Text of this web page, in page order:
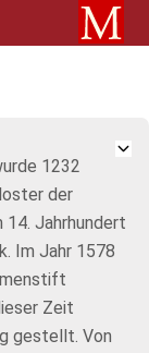
1232
der
14. Jahrhundert
Im Jahr 1578
Zeit
gestellt. Von